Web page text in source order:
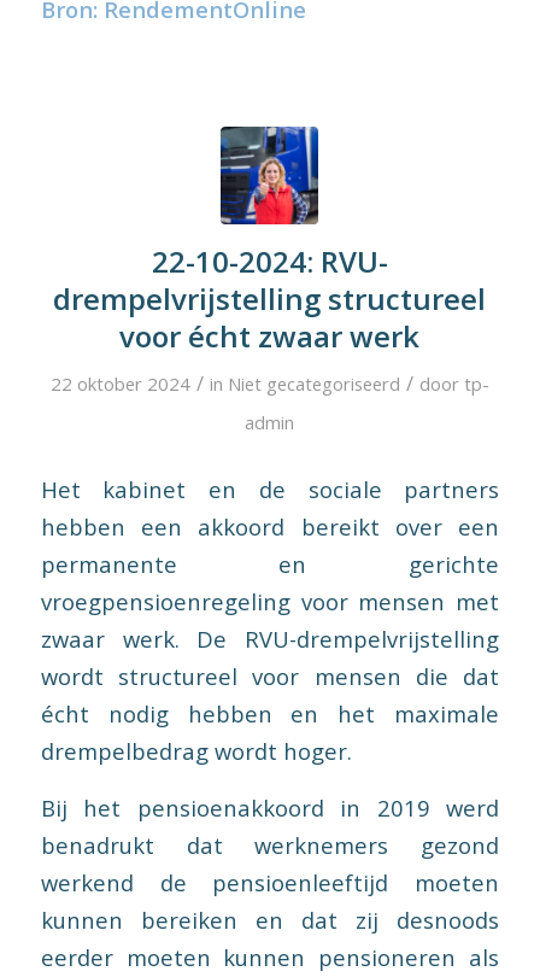
Bron: RendementOnline
22-10-2024: RVU-
drempelvrijstelling structureel
voor écht zwaar werk
22 oktober 2024 / in Niet gecategoriseerd / door tp-
admin
Het kabinet en de sociale partners
hebben een akkoord bereikt over een
permanente en gerichte
vroegpensioenregeling voor mensen met
zwaar werk. De RVU-drempelvrijstelling
wordt structureel voor mensen die dat
écht nodig hebben en het maximale
drempelbedrag wordt hoger.
Bij het pensioenakkoord in 2019 werd
benadrukt dat werknemers gezond
werkend de pensioenleeftijd moeten
kunnen bereiken en dat zij desnoods
eerder moeten kunnen pensioneren als